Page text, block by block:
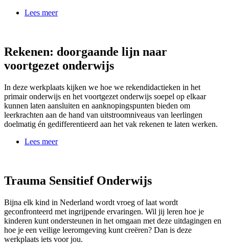
Lees meer
Rekenen: doorgaande lijn naar
voortgezet onderwijs
In deze werkplaats kijken we hoe we rekendidactieken in het
primair onderwijs en het voortgezet onderwijs soepel op elkaar
kunnen laten aansluiten en aanknopingspunten bieden om
leerkrachten aan de hand van uitstroomniveaus van leerlingen
doelmatig én gedifferentieerd aan het vak rekenen te laten werken.
Lees meer
Trauma Sensitief Onderwijs
Bijna elk kind in Nederland wordt vroeg of laat wordt
geconfronteerd met ingrijpende ervaringen. Wil jij leren hoe je
kinderen kunt ondersteunen in het omgaan met deze uitdagingen en
hoe je een veilige leeromgeving kunt creëren? Dan is deze
werkplaats iets voor jou.